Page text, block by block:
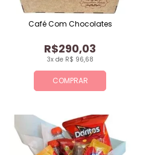
COMPRAR
3x de R$ 96,68
R$290,03
Café Com Chocolates